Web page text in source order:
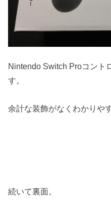
Nintendo Switch Proコント
す。
余計な装飾がなくわかりや
続いて裏面。